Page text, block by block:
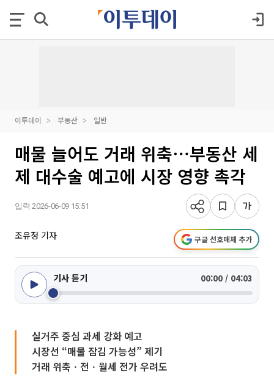
이투데이 부동산 일반
매물 늘어도 거래 위축⋯부동산 세
제 대수술 예고에 시장 영향 촉각
입력 2026-06-09 15:51
조유정 기자 구글 선호매체 추가
기사 듣기 00:00 / 04:03
실거주 중심 과세 강화 예고
시장선 “매물 잠김 가능성” 제기
거래 위축ㆍ전ㆍ월세 전가 우려도